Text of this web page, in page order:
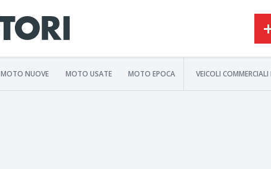
MOTO NUOVE MOTO USATE MOTO EPOCA VEICOLI